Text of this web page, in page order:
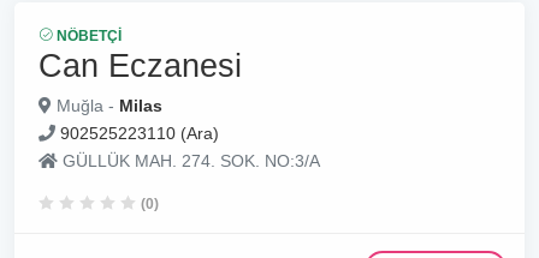
NÖBETÇI
Can Eczanesi
Muğla - Milas
902525223110 (Ara)
GÜLLÜK MAH. 274. SOK. NO:3/A
(0)